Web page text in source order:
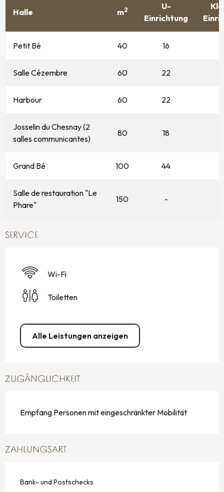
Halle m2
U-
Einrichtung
Petit Bé 40 16
Salle Cézembre 60 22
Harbour 60 22
Josselin du Chesnay (2
salles communicantes)
80 18
Grand Bé 100 44
Salle de restauration "Le
Phare"
150 -
SERVICE
Wi-Fi
Toiletten
Alle Leistungen anzeigen
ZUGÄNGLICHKEIT
Empfang Personen mit eingeschränkter Mobilität
ZAHLUNGSART
Bank- und Postschecks